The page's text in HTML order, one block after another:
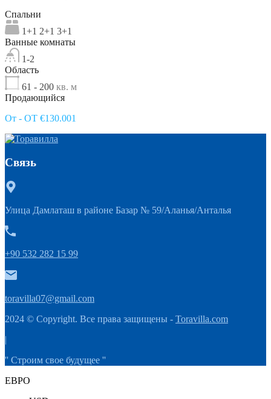
Спальни
1+1 2+1 3+1
Ванные комнаты
1-2
Область
61 - 200 кв. м
Продающийся
От - OT €130.001
Связь
Улица Дамлаташ в районе Базар № 59/Аланья/Анталья
+90 532 282 15 99
toravilla07@gmail.com
2024 © Copyright. Все права защищены - Toravilla.com
|
'' Строим свое будущее ''
ЕВРО